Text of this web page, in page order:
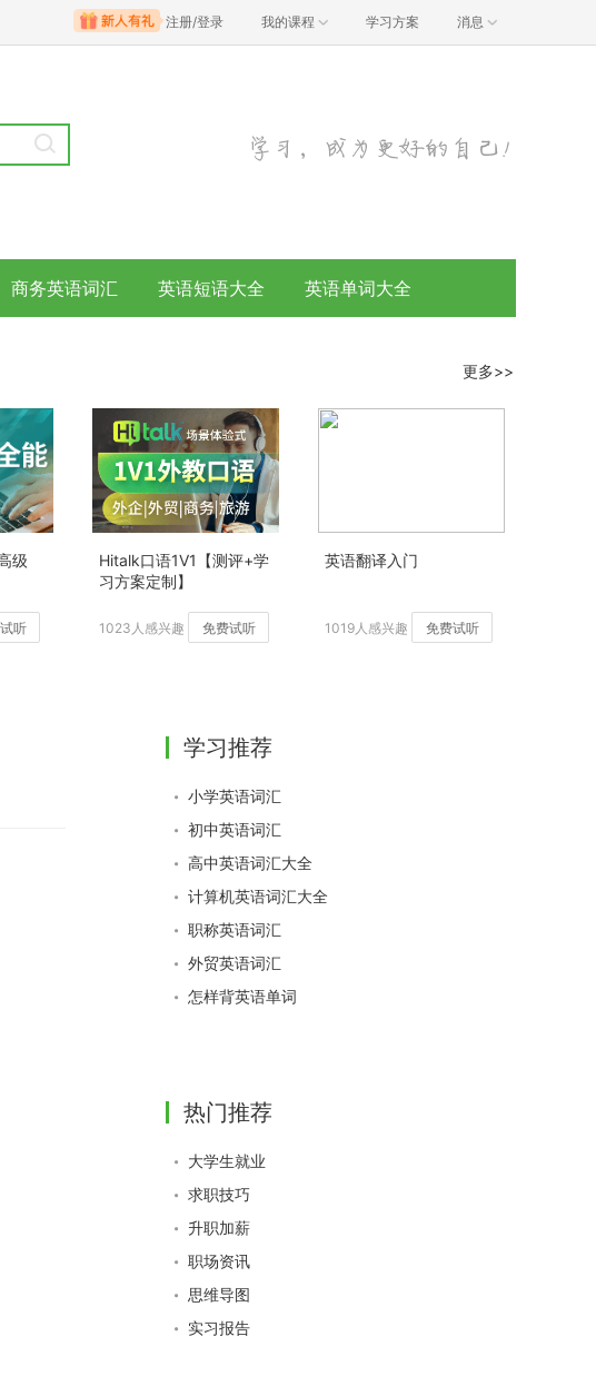
注册/登录 我的课程 学习方案 消息
商务英语词汇 英语短语大全 英语单词大全
更多>>
级
听
Hitalk口语1V1【测评+学
习方案定制】
1023人感兴趣 免费试听
英语翻译入门
1019人感兴趣 免费试听
学习推荐
小学英语词汇
初中英语词汇
高中英语词汇大全
计算机英语词汇大全
职称英语词汇
外贸英语词汇
怎样背英语单词
热门推荐
大学生就业
求职技巧
升职加薪
职场资讯
思维导图
实习报告